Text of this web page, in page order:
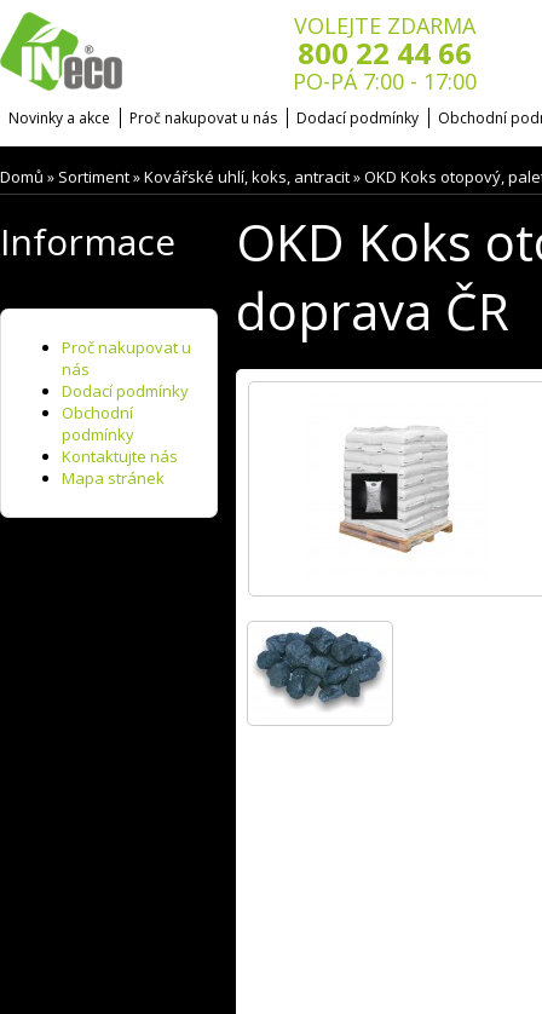
VOLEJTE ZDARMA
800 22 44 66
PO-PÁ 7:00 - 17:00
Novinky a akce Proč nakupovat u nás Dodací podmínky Obchodní
Domů » Sortiment»Kovářské uhlí, koks, antracit»OKD Koks otopový,
Informace
Proč nakupovat u
nás
Dodací podmínky
Obchodní
podmínky
Kontaktujte nás
Mapa stránek
OKD Koks
doprava ČR